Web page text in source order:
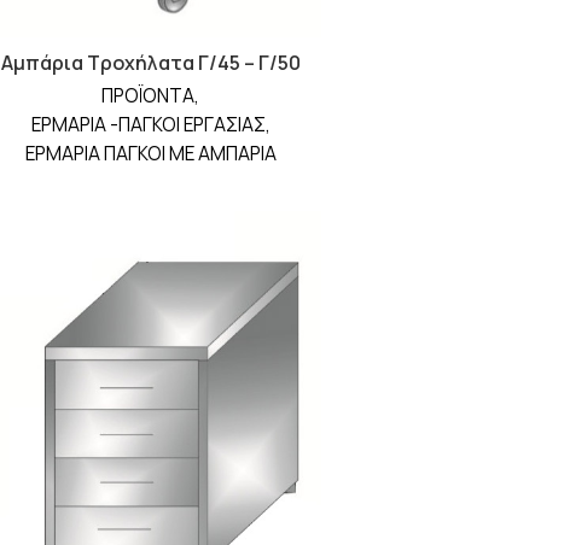
Αμπάρια Τροχήλατα Γ/45 – Γ/50
ΠΡΟΪΟΝΤΑ,
ΕΡΜΑΡΙΑ -ΠΑΓΚΟΙ ΕΡΓΑΣΙΑΣ,
ΕΡΜΑΡΙΑ ΠΑΓΚΟΙ ΜΕ ΑΜΠΑΡΙΑ